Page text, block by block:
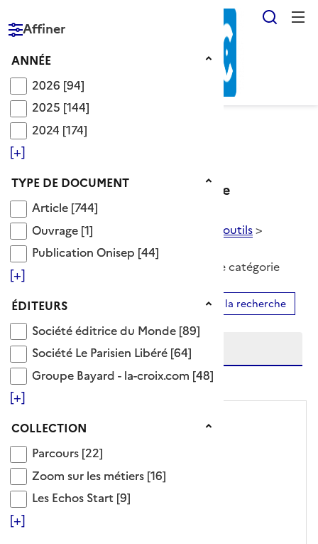
FRANÇAISE
Voir le fil d’Ariane
Affiner
Année
ANNÉE
20262026 [94]
20252025 [144]
20242024 [174]
[+]
Type de document
TYPE DE DOCUMENT
ArticleArticle [744]
Ouvrage
Ouvrage [1]
Publication Onisep
Publication Onisep [44]
[+]
Éditeurs
ÉDITEURS
Société éditrice du Monde
Société éditrice du Monde [89]
Société Le Parisien Libéré
Société Le Parisien Libéré [64]
Groupe Bayard - la-croix.com
Groupe Bayard - la-croix.com [48]
[+]
Collection
COLLECTION
Parcours
Parcours [22]
Zoom sur les métiers
Zoom sur les métiers [16]
Les Echos Start
Les Echos Start [9]
[+]
Catégorie portrait - témoignage
Descripteurs OnisepDoc ZZ_mots outils>
portrait - témoignage
794 Documents disponibles dans cette catégorie
Ajouter le résultat au panier Affiner la recherche
Etendre la recherche sur
niveau(x) vers le bas